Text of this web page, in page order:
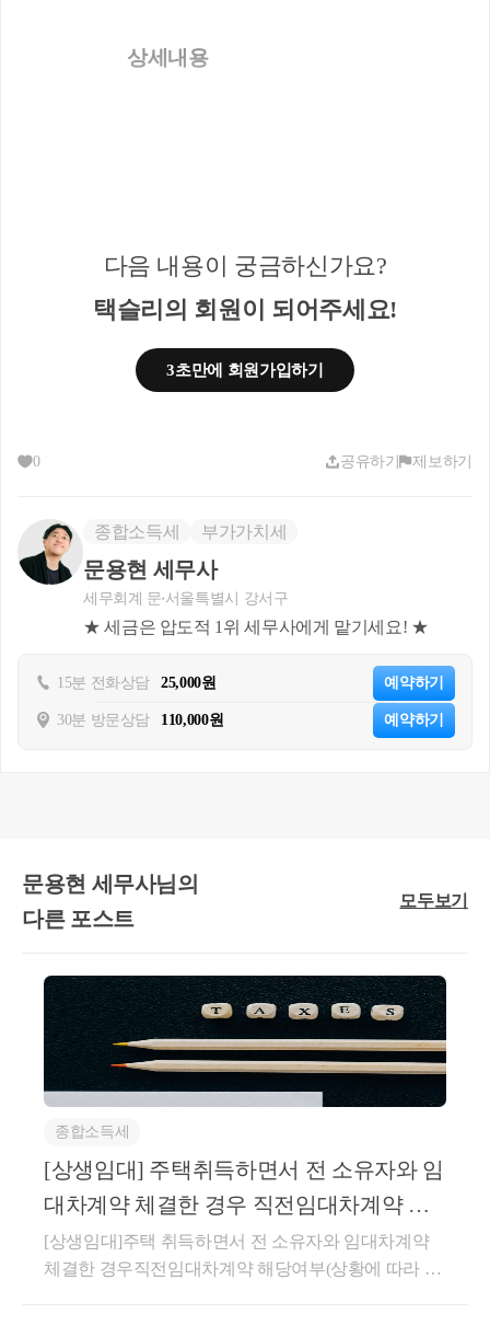
상세내용
1. 사실관계
○신청인은 미국에서 근로를
- 신청인은 ’24.7.17.대한민국
국 국적을 취득하였고
-미국 국적 취득 이후 미국에
서 계속 거주하며 생활기반을
유지함
입국하여 현재 국내 거주 중임
“외국 국적 취득 이후 국내에 주
소나 거소를 둔 기간”으로 산정
3. 관련법령
○ 소득세법 제3조
의 범위】
① 거주자에게는 이 법에서 규
정하는 모든 소득에 대해서 과
료일 10년 전부터 국내에 주소
나 거소를 둔 기간의 합계가 5
년 이하인 외국인 거주자에게
는 과세대상 소득 중 국외에서
다음 내용이 궁금하신가요?
택슬리의 회원이 되어주세요!
3초만에 회원가입하기
0 공유하기 제보하기
종합소득세 부가가치세
문용현 세무사
세무회계 문 서울특별시 강서구
★ 세금은 압도적 1위 세무사에게 맡기세요! ★
15분 전화상담 25,000원 예약하기
30분 방문상담 110,000원 예약하기
문용현 세무사님의
다른 포스트
모두보기
종합소득세
[상생임대] 주택취득하면서 전 소유자와 임
대차계약 체결한 경우 직전임대차계약 해
당여부(상황에 따라 다름)
[상생임대]주택 취득하면서 전 소유자와 임대차계약
체결한 경우직전임대차계약 해당여부(상황에 따라 다